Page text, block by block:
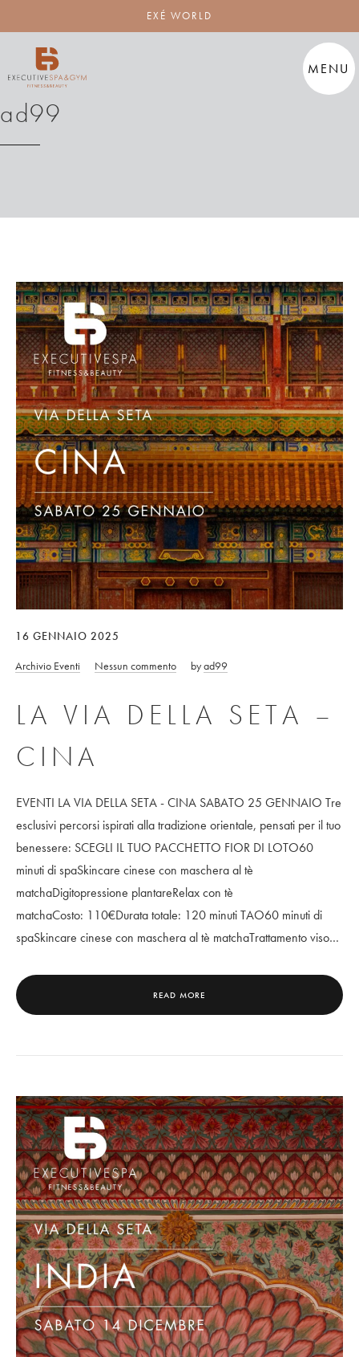
MENU
EXÉ WORLD
ad99
16 GENNAIO 2025
Archivio Eventi Nessun commento byad99
LA VIA DELLA SETA –
CINA
EVENTI LA VIA DELLA SETA - CINA SABATO 25 GENNAIO Tre
esclusivi percorsi ispirati alla tradizione orientale, pensati per il tuo
benessere: SCEGLI IL TUO PACCHETTO FIOR DI LOTO60
minuti di spaSkincare cinese con maschera al tè
matchaDigitopressione plantareRelax con tè
matchaCosto: 110€Durata totale: 120 minuti TAO60 minuti di
spaSkincare cinese con maschera al tè matchaTrattamento viso…
READ MORE